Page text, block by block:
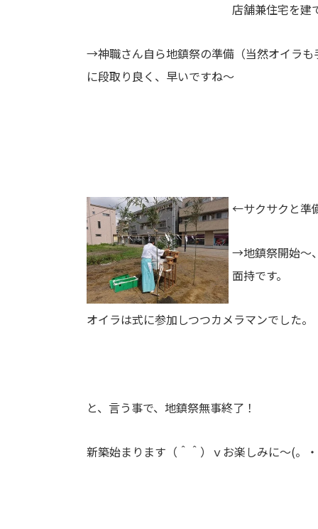
店舗兼住宅を建
→神職さん自ら地鎮祭の準備（当然オイラも
に段取り良く、早いですね～
←サクサクと準
→地鎮祭開始～
面持です。
オイラは式に参加しつつカメラマンでした。
と、言う事で、地鎮祭無事終了！
新築始まります（＾＾）ｖお楽しみに～(。